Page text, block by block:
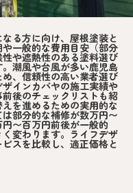
る方に向け、屋根塗装と
一般的な費用目安（部分
や遮熱性のある塗料選び
潮風や台風が多い鹿児島
、信頼性の高い業者選び
インカバヤの施工実績や
後のチェックリストも紹
を進めるための実用的な
部分的な補修が数万円〜
〜百万円前後が一般的
変わります。ライフデザ
スを比較し、適正価格と